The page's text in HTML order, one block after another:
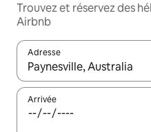
Trouvez et réservez des
Airbnb
Adresse
Lorsque les résultats
Arrivée